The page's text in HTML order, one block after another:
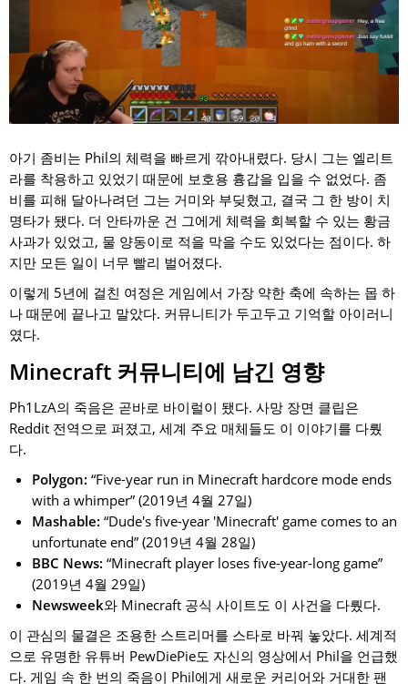
아기 좀비는 Phil의 체력을 빠르게 깎아내렸다. 당시 그는 엘리트
라를 착용하고 있었기 때문에 보호용 흉갑을 입을 수 없었다. 좀
비를 피해 달아나려던 그는 거미와 부딪혔고, 결국 그 한 방이 치
명타가 됐다. 더 안타까운 건 그에게 체력을 회복할 수 있는 황금
사과가 있었고, 물 양동이로 적을 막을 수도 있었다는 점이다. 하
지만 모든 일이 너무 빨리 벌어졌다.
이렇게 5년에 걸친 여정은 게임에서 가장 약한 축에 속하는 몹 하
나 때문에 끝나고 말았다. 커뮤니티가 두고두고 기억할 아이러니
였다.
Minecraft 커뮤니티에 남긴 영향
Ph1LzA의 죽음은 곧바로 바이럴이 됐다. 사망 장면 클립은
Reddit 전역으로 퍼졌고, 세계 주요 매체들도 이 이야기를 다뤘
다.
Polygon: “Five-year run in Minecraft hardcore mode ends
with a whimper” (2019년 4월 27일)
Mashable: “Dude's five-year 'Minecraft' game comes to an
unfortunate end” (2019년 4월 28일)
BBC News: “Minecraft player loses five-year-long game”
(2019년 4월 29일)
Newsweek와 Minecraft 공식 사이트도 이 사건을 다뤘다.
이 관심의 물결은 조용한 스트리머를 스타로 바꿔 놓았다. 세계적
으로 유명한 유튜버 PewDiePie도 자신의 영상에서 Phil을 언급했
다. 게임 속 한 번의 죽음이 Phil에게 새로운 커리어와 거대한 팬